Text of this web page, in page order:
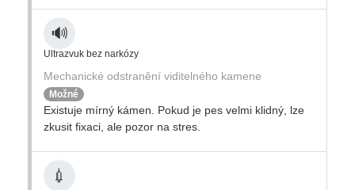
🔊
Ultrazvuk bez narkózy
Mechanické odstranění viditelného kamene
Možné
Existuje mírný kámen. Pokud je pes velmi klidný, lze
zkusit fixaci, ale pozor na stres.
💉